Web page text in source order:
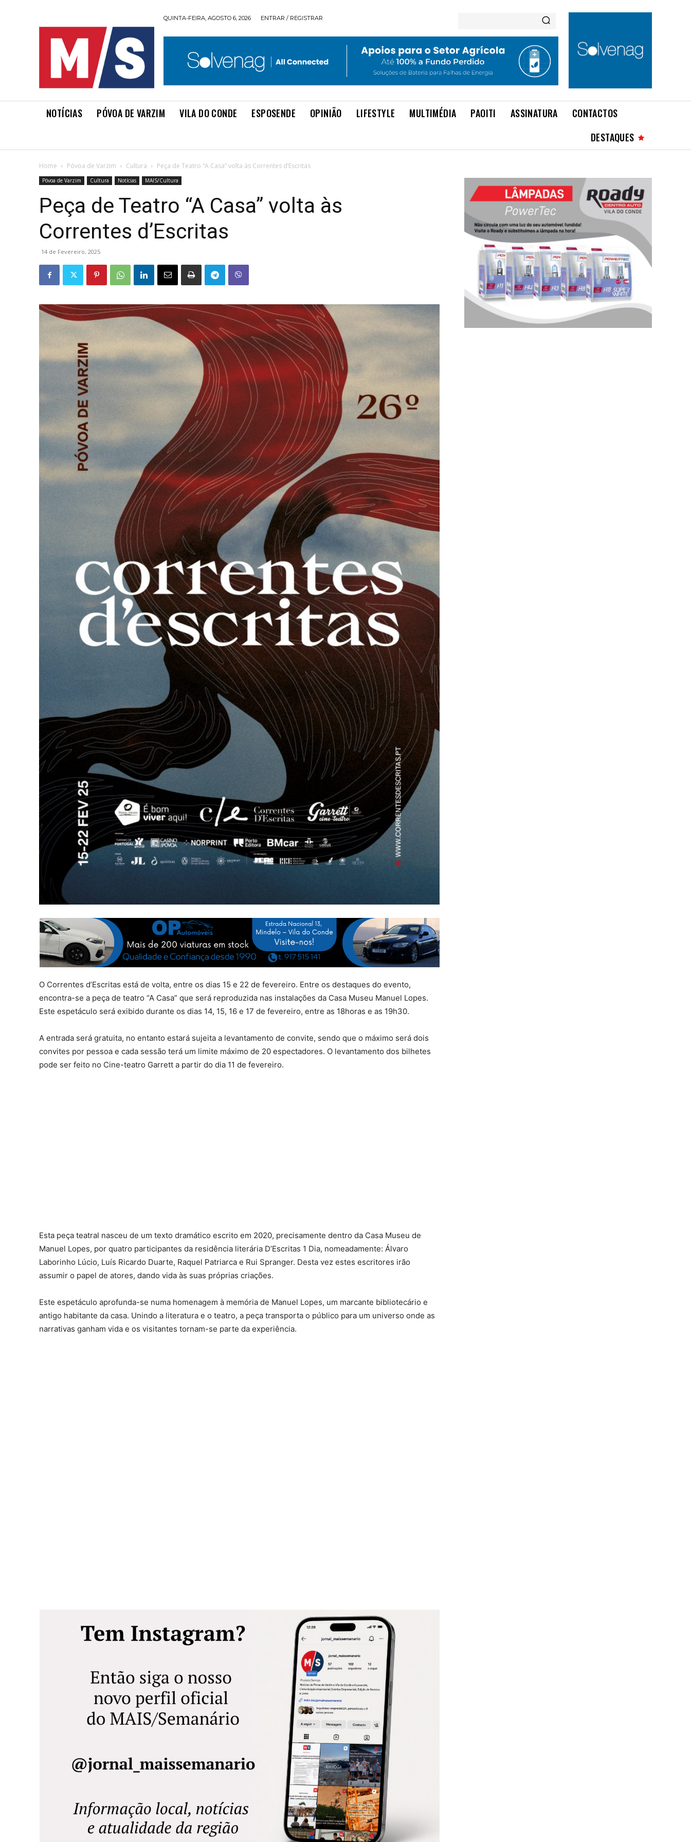
QUINTA-FEIRA, AGOSTO 6, 2026 ENTRAR / REGISTRAR
NOTÍCIAS PÓVOA DE VARZIM VILA DO CONDE ESPOSENDE OPINIÃO LIFESTYLE MULTIMÉDIA PAOITI ASSINATURA
CONTACTOS
DESTAQUES
Home Póvoa de Varzim Cultura Peça de Teatro “A Casa” volta às Correntes d’Escritas
Póvoa de Varzim Cultura Notícias MAIS/Cultura
Peça de Teatro “A Casa” volta às
Correntes d’Escritas
14 de Fevereiro, 2025
O Correntes d’Escritas está de volta, entre os dias 15 e 22 de fevereiro. Entre os destaques do evento,
encontra-se a peça de teatro “A Casa” que será reproduzida nas instalações da Casa Museu Manuel Lopes.
Este espetáculo será exibido durante os dias 14, 15, 16 e 17 de fevereiro, entre as 18horas e as 19h30.
A entrada será gratuita, no entanto estará sujeita a levantamento de convite, sendo que o máximo será dois
convites por pessoa e cada sessão terá um limite máximo de 20 espectadores. O levantamento dos bilhetes
pode ser feito no Cine-teatro Garrett a partir do dia 11 de fevereiro.
Esta peça teatral nasceu de um texto dramático escrito em 2020, precisamente dentro da Casa Museu de
Manuel Lopes, por quatro participantes da residência literária D’Escritas 1 Dia, nomeadamente: Álvaro
Laborinho Lúcio, Luís Ricardo Duarte, Raquel Patriarca e Rui Spranger. Desta vez estes escritores irão
assumir o papel de atores, dando vida às suas próprias criações.
Este espetáculo aprofunda-se numa homenagem à memória de Manuel Lopes, um marcante bibliotecário e
antigo habitante da casa. Unindo a literatura e o teatro, a peça transporta o público para um universo onde as
narrativas ganham vida e os visitantes tornam-se parte da experiência.